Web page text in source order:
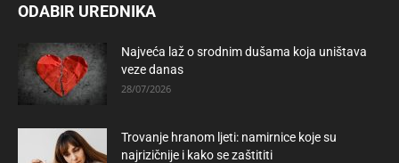
ODABIR UREDNIKA
Najveća laž o srodnim dušama koja uništava
veze danas
28/07/2026
Trovanje hranom ljeti: namirnice koje su
najrizičnije i kako se zaštititi